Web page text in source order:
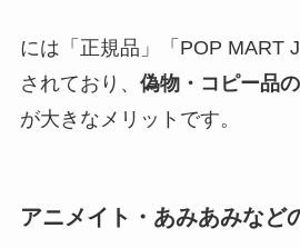
には「正規品」「POP MART
されており、 偽物・コピー品
が大きなメリットです。
アニメイト・あみあみなど